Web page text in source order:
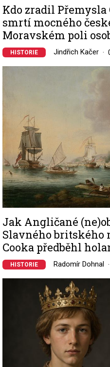
Kdo zradil Přemysla
smrtí mocného
Moravském poli
HISTORIE Jindřich Kačer
Jak Angličané
Slavného britského
Cooka předběhl
HISTORIE Radomír Dohnal